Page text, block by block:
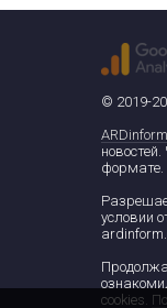
© 2019-
ARDinform
формате.
условии
cookies.